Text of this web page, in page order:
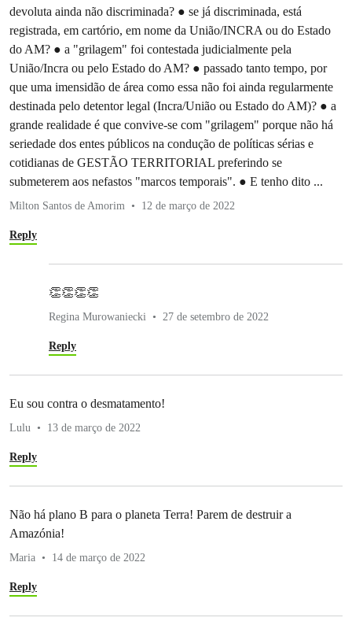
devoluta ainda não discriminada? ● se já discriminada, está
registrada, em cartório, em nome da União/INCRA ou do Estado
do AM? ● a "grilagem" foi contestada judicialmente pela
União/Incra ou pelo Estado do AM? ● passado tanto tempo, por
que uma imensidão de área como essa não foi ainda regularmente
destinada pelo detentor legal (Incra/União ou Estado do AM)? ● a
grande realidade é que convive-se com "grilagem" porque não há
seriedade dos entes públicos na condução de políticas sérias e
cotidianas de GESTÃO TERRITORIAL preferindo se
submeterem aos nefastos "marcos temporais". ● E tenho dito ...
Milton Santos de Amorim 12 de março de 2022
Reply
👏👏👏👏
Regina Murowaniecki 27 de setembro de 2022
Reply
Eu sou contra o desmatamento!
Lulu 13 de março de 2022
Reply
Não há plano B para o planeta Terra! Parem de destruir a
Amazónia!
Maria 14 de março de 2022
Reply